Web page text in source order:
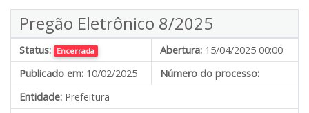
Pregão Eletrônico 8/2025
Status: Encerrada Abertura: 15/04/2025 00:00
Publicado em: 10/02/2025
Número do processo:
Entidade: Prefeitura